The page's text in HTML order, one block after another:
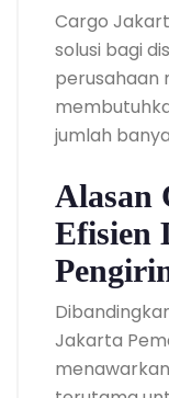
Cargo
solusi bagi
perusahaan
jumlah
Alasan
Efisien
Jakarta